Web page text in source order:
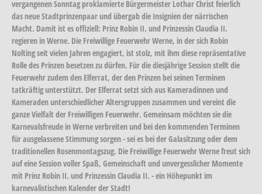
vergangenen Sonntag proklamierte Bürgermeister Lothar Christ feierlich
das neue Stadtprinzenpaar und übergab die Insignien der närrischen
Macht. Damit ist es offiziell: Prinz Robin II. und Prinzessin Claudia II.
regieren in Werne. Die Freiwillige Feuerwehr Werne, in der sich Robin
Nolting seit vielen Jahren engagiert, ist stolz, mit ihm diese repräsentative
Rolle des Prinzen besetzen zu dürfen. Für die diesjährige Session stellt die
Feuerwehr zudem den Elferrat, der den Prinzen bei seinen Terminen
tatkräftig unterstützt. Der Elferrat setzt sich aus Kameradinnen und
Kameraden unterschiedlicher Altersgruppen zusammen und vereint die
ganze Vielfalt der Freiwilligen Feuerwehr. Gemeinsam möchten sie die
Karnevalsfreude in Werne verbreiten und bei den kommenden Terminen
für ausgelassene Stimmung sorgen - sei es bei der Galasitzung oder dem
traditionellen Rosenmontagszug. Die Freiwillige Feuerwehr Werne freut sich
auf eine Session voller Spaß, Gemeinschaft und unvergesslicher Momente
mit Prinz Robin II. und Prinzessin Claudia II. - ein Höhepunkt im
karnevalistischen Kalender der Stadt!